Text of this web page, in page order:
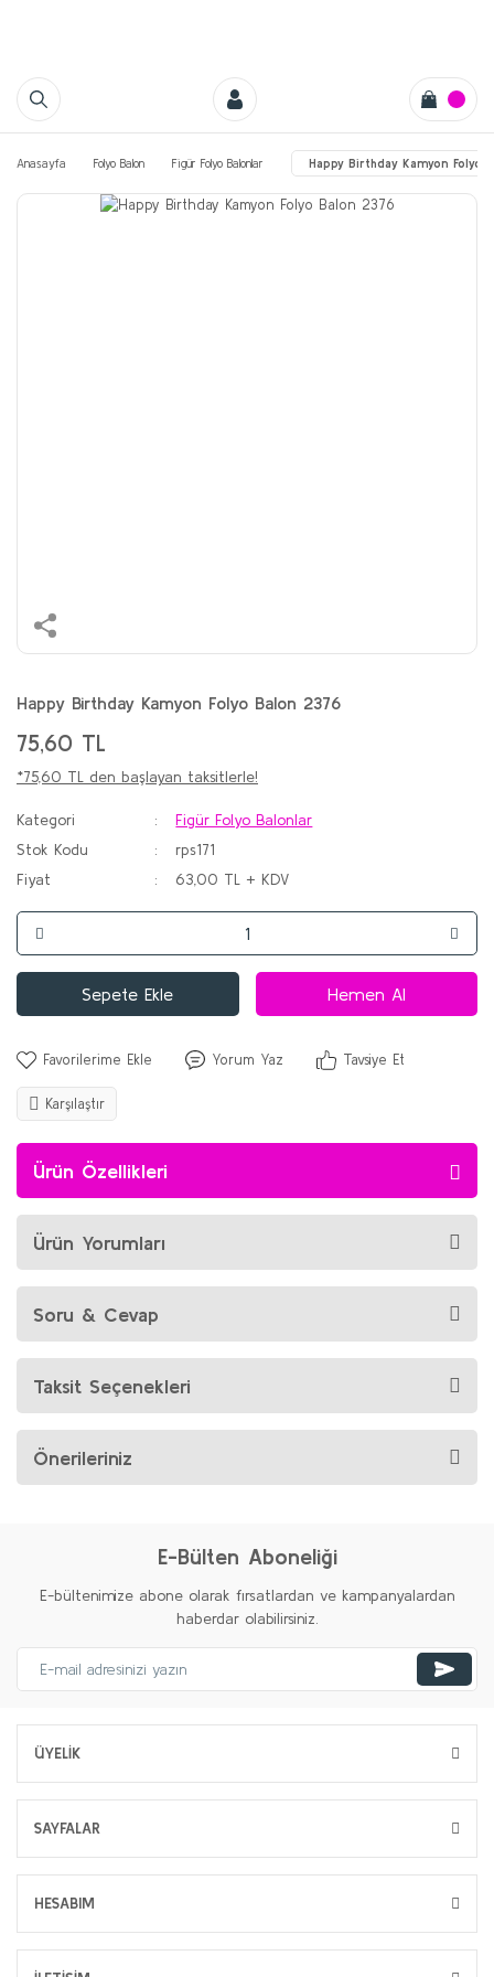
Anasayfa Folyo Balon Figür Folyo Balonlar Happy Birthday Kamyon Folyo
Happy Birthday Kamyon Folyo Balon 2376
75,60 TL
*75,60 TL den başlayan taksitlerle!
Kategori
Figür Folyo Balonlar
Stok Kodu
rps171
Fiyat
63,00 TL + KDV
Sepete Ekle Hemen Al
Yorum Yaz Tavsiye Et
Karşılaştır
Ürün Özellikleri
Ürün Yorumları
Soru & Cevap
Taksit Seçenekleri
Önerileriniz
E-Bülten Aboneliği
E-bültenimize abone olarak fırsatlardan ve kampanyalardan
haberdar olabilirsiniz.
ÜYELİK
SAYFALAR
HESABIM